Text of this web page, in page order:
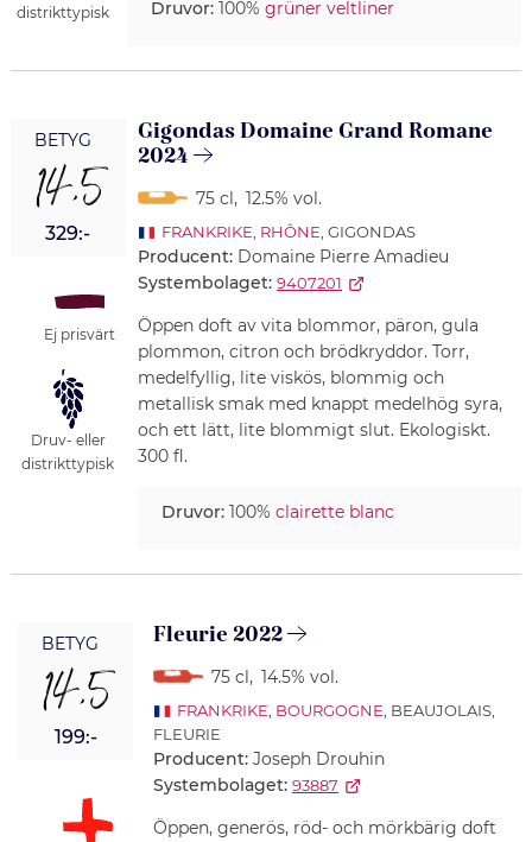
distrikttypisk Druvor:100% grüner veltliner
BETYG
14,5
329:-
Ej prisvärt
Druv- eller
distrikttypisk
Gigondas Domaine Grand Romane
2024
75 cl , 12.5% vol.
FRANKRIKE, RHÔNE, GIGONDAS
Producent: Domaine Pierre Amadieu
Systembolaget: 9407201
Öppen doft av vita blommor, päron, gula
plommon, citron och brödkryddor. Torr,
medelfyllig, lite viskös, blommig och
metallisk smak med knappt medelhög syra,
och ett lätt, lite blommigt slut. Ekologiskt.
300 fl.
Druvor:100% clairette blanc
BETYG
14,5
199:-
Fleurie 2022
75 cl , 14.5% vol.
FRANKRIKE, BOURGOGNE, BEAUJOLAIS,
FLEURIE
Producent: Joseph Drouhin
Systembolaget: 93887
Öppen, generös, röd- och mörkbärig doft